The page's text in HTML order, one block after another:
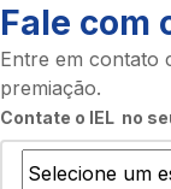
Fale com
Entre em contato
premiação.
Contate o IEL no